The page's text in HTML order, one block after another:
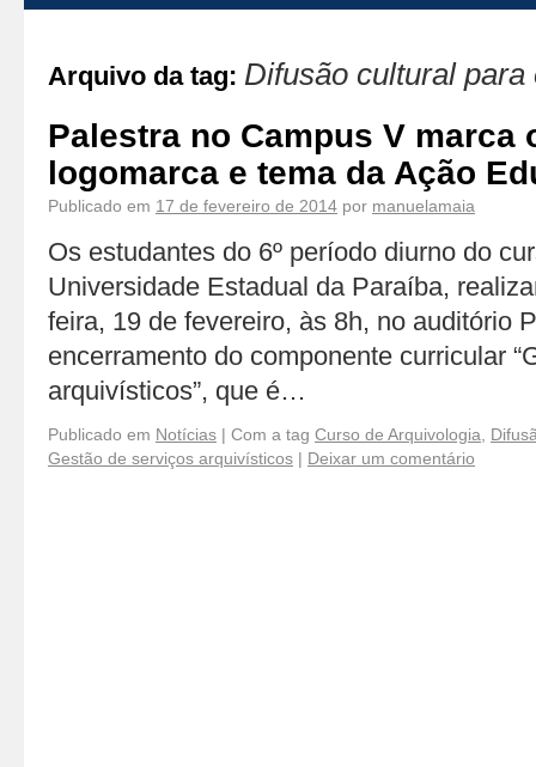
Arquivo da tag: Difusão cultural para
Palestra no Campus V marca
logomarca e tema da Ação
Publicado em 17 de fevereiro de 2014 por manuelamaia
Os estudantes do 6º período diurno do
Universidade Estadual da Paraíba,
feira, 19 de fevereiro, às 8h, no auditório
encerramento do componente curricular
arquivísticos”, que é…
Publicado em Notícias | Com a tag Curso de Arquivologia
Gestão de serviços arquivísticos | Deixar um comentário